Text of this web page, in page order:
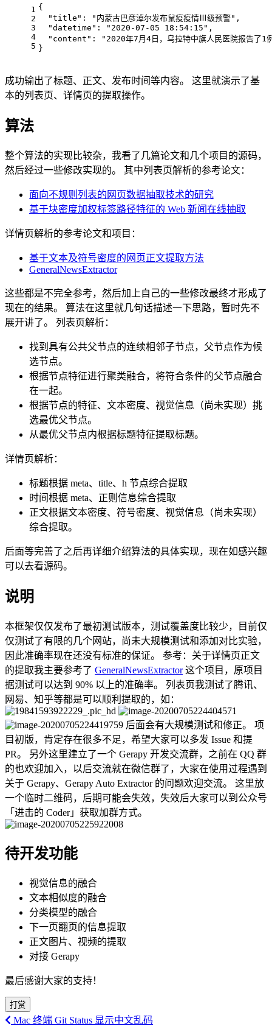
1
2
3
4
5
{
"title" : "内蒙古巴彦淖尔发布鼠疫疫情Ⅲ级预警" ,
"datetime" : "2020-07-05 18:54:15" ,
"content" :
"2020年7月4日，乌拉特中旗人民医院报告了1
}
成功输出了标题、正文、发布时间等内容。 这里就演示了基
本的列表页、详情页的提取操作。
算法
整个算法的实现比较杂，我看了几篇论文和几个项目的源码，
然后经过一些修改实现的。 其中列表页解析的参考论文：
面向不规则列表的网页数据抽取技术的研究
基于块密度加权标签路径特征的 Web 新闻在线抽取
详情页解析的参考论文和项目：
基于文本及符号密度的网页正文提取方法
GeneralNewsExtractor
这些都是不完全参考，然后加上自己的一些修改最终才形成了
现在的结果。 算法在这里就几句话描述一下思路，暂时先不
展开讲了。 列表页解析：
找到具有公共父节点的连续相邻子节点，父节点作为候
选节点。
根据节点特征进行聚类融合，将符合条件的父节点融合
在一起。
根据节点的特征、文本密度、视觉信息（尚未实现）挑
选最优父节点。
从最优父节点内根据标题特征提取标题。
详情页解析：
标题根据 meta、title、h 节点综合提取
时间根据 meta、正则信息综合提取
正文根据文本密度、符号密度、视觉信息（尚未实现）
综合提取。
后面等完善了之后再详细介绍算法的具体实现，现在如感兴趣
可以去看源码。
说明
本框架仅仅发布了最初测试版本，测试覆盖度比较少，目前仅
仅测试了有限的几个网站，尚未大规模测试和添加对比实验，
因此准确率现在还没有标准的保证。 参考：关于详情页正文
的提取我主要参考了 GeneralNewsExtractor这个项目，原项目
据测试可以达到 90% 以上的准确率。 列表页我测试了腾讯、
网易、知乎等都是可以顺利提取的，如：
后面会有大规模测试和修正。 项
目初版，肯定存在很多不足，希望大家可以多发 Issue 和提
PR。 另外这里建立了一个 Gerapy 开发交流群，之前在 QQ 群
的也欢迎加入，以后交流就在微信群了，大家在使用过程遇到
关于 Gerapy、Gerapy Auto Extractor 的问题欢迎交流。 这里放
一个临时二维码，后期可能会失效，失效后大家可以到公众号
「进击的 Coder」获取加群方式。
待开发功能
视觉信息的融合
文本相似度的融合
分类模型的融合
下一页翻页的信息提取
正文图片、视频的提取
对接 Gerapy
最后感谢大家的支持！
打赏
Mac 终端 Git Status 显示中文乱码